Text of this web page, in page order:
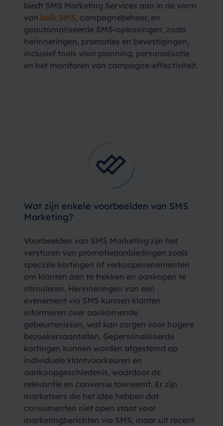
biedt SMS Marketing Services aan in de vorm
van bulk SMS, campagnebeheer, en
geautomatiseerde SMS-oplossingen, zoals
herinneringen, promoties en bevestigingen,
inclusief tools voor planning, personalisatie
en het monitoren van campagne-effectiviteit.
Wat zijn enkele voorbeelden van SMS
Marketing?
Voorbeelden van SMS Marketing zijn het
versturen van promotieaanbiedingen zoals
speciale kortingen of verkoopevenementen
om klanten aan te trekken en aankopen te
stimuleren. Herinneringen van een
evenement via SMS kunnen klanten
informeren over aankomende
gebeurtenissen, wat kan zorgen voor hogere
bezoekersaantallen. Gepersonaliseerde
kortingen kunnen worden afgestemd op
individuele klantvoorkeuren en
aankoopgeschiedenis, waardoor de
relevantie en conversie toeneemt. Er zijn
marketeers die het idee hebben dat
consumenten niet open staat voor
marketingberichten via SMS, maar uit recent